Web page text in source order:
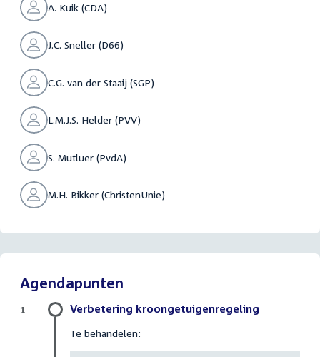
A. Kuik (CDA)
J.C. Sneller (D66)
C.G. van der Staaij (SGP)
L.M.J.S. Helder (PVV)
S. Mutluer (PvdA)
M.H. Bikker (ChristenUnie)
Agendapunten
Verbetering kroongetuigenregeling
Te behandelen:
1